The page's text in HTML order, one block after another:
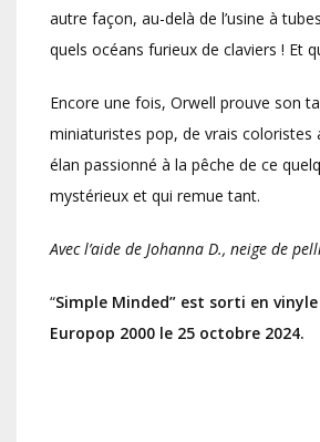
autre façon, au-delà de l’usine à
quels océans furieux de claviers ! Et
Encore une fois, Orwell prouve son
miniaturistes pop, de vrais coloristes
élan passionné à la pêche de ce
mystérieux et qui remue tant.
Avec l’aide de Johanna D., neige de
“Simple Minded” est sorti en
Europop 2000 le 25 octobre 2024.